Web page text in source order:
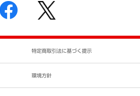
請求の手続きについて
特定商取引法に基づく提示
環境方針